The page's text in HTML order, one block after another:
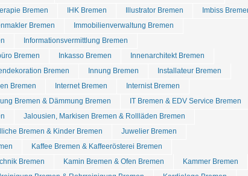
Bremen
IHK Bremen Illustrator Bremen
Imbiss
Bremen
Immobilienverwaltung Bremen
Informationsvermittlung Bremen
Bremen
Inkasso Bremen
Innenarchitekt Bremen
Bremen Innung Bremen
Installateur Bremen
Bremen
Internet Bremen
Internist Bremen
Bremen & Dämmung Bremen
IT Bremen & EDV Service Bremen
Jalousien, Markisen Bremen & Rollläden Bremen
Bremen & Kinder Bremen
Juwelier Bremen
Kaffee Bremen & Kaffeerösterei Bremen
Bremen
Kamin Bremen & Ofen Bremen
Kammer Bremen